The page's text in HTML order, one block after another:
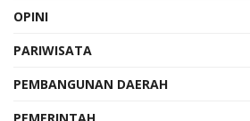
OPINI
PARIWISATA
PEMBANGUNAN DAERAH
PEMERINTAH